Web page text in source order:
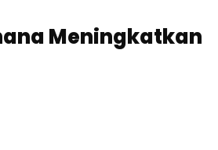
Meningkatkan